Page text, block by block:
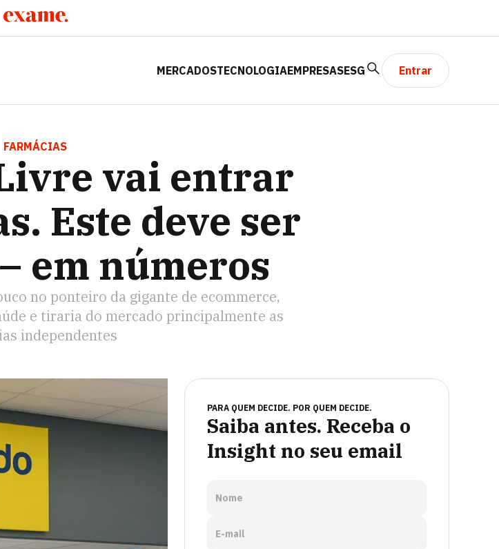
MERCADOSTECNOLOGIAEMPRESASESG Entrar
FARMÁCIAS
vai entrar
Este deve ser
em números
no ponteiro da gigante de ecommerce,
e tiraria do mercado principalmente as
independentes
PARA QUEM DECIDE. POR QUEM DECIDE.
Saiba antes. Receba o
Insight no seu email
Nome
E-mail